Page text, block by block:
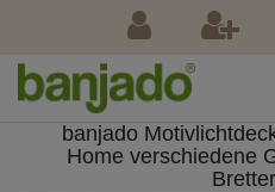
banjado
Home verschiedene